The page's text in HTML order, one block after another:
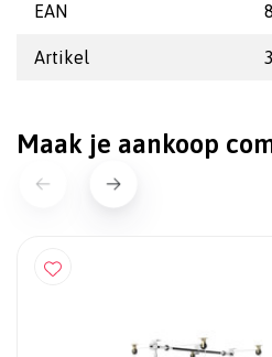
EAN
Artikel
Maak je aankoop